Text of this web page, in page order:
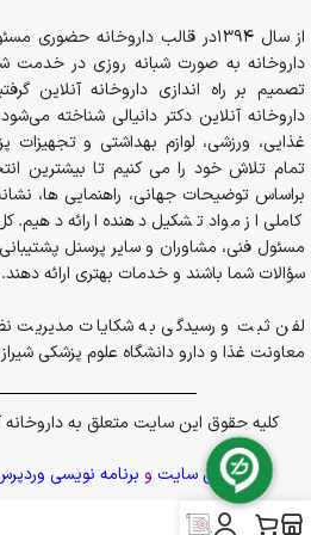
اثرات کمبود
منیزیم
اسپاسم
–قلبی-عروقی:
خون بالا
–استخوان‌ها:کاهش
خطر پوکی استخوان
–متابولیکی:
خستگی
در تولید انرژی
–سیستم ایمنی:ضعف
افزایش التهاب
انواع مکمل منیزیم
مکمل های منیزیم موجود در بازار انواع
انواع دارای جذب بهتری هستند. سدیم
ترین نوع مکمل های منیزیم موجود در
نوع، اکسید منیزیم از آنجا که مقرون به
شده است، رایج ترین نوع نیز می باشد.
تصمیم بر راه اندازی داروخانه آنلاین
داروخانه آنلاین دکتر دانیالی شناخته
غذایی، ورزشی، لوازم بهداشتی و تجهیزات
تمام تلاش خود را می کنیم تا بیشترین
براساس توضیحات جهانی، راهنمایی ها،
کاملی از مواد تشکیل دهنده ارائه دهیم.
مسئول فنی، مشاوران و سایر پرسنل
سؤالات شما باشند و خدمات بهتری ارائه دهند.
لفن ثبت و رسیدگی به شکایات مدیریت
معاونت غذا و دارو دانشگاه علوم پزشکی شیراز: 0712122240 و
کلیه حقوق این سایت متعلق به داروخانه
پشتیبانی سایت و برنامه نویسی